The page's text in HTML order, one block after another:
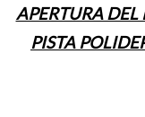
APERTURA
PISTA